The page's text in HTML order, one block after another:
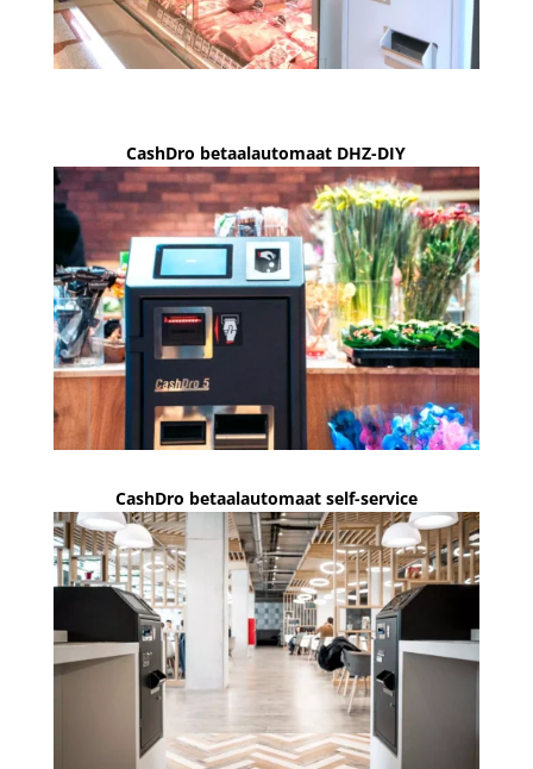
CashDro betaalautomaat DHZ-DIY
CashDro betaalautomaat self-service